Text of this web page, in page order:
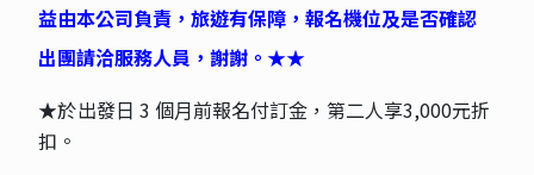
益由本公司負責，旅遊有保障，報名機位及是否確認
出團請洽服務⼈員，謝謝。★★
★於出發⽇ 3 個⽉前報名付訂⾦，第⼆⼈享3,000元折
扣。